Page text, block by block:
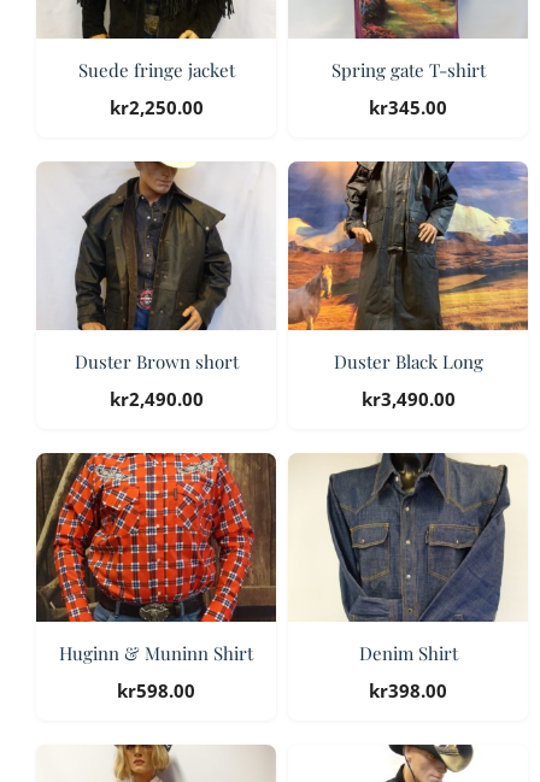
Suede fringe jacket
kr2,250.00
Spring gate T-shirt
kr345.00
Duster Brown short
kr2,490.00
Duster Black Long
kr3,490.00
Huginn & Muninn Shirt
kr598.00
Denim Shirt
kr398.00